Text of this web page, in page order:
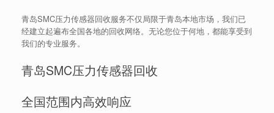
青岛SMC压力传感器回收服务不仅局限于青岛本地市场，我们已
经建立起遍布全国各地的回收网络。无论您位于何地，都能享受到
我们的专业服务。
青岛SMC压力传感器回收
全国范围内高效响应